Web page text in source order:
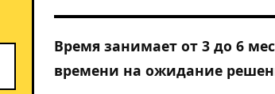
Время занимает от 3 до 6
времени на ожидание